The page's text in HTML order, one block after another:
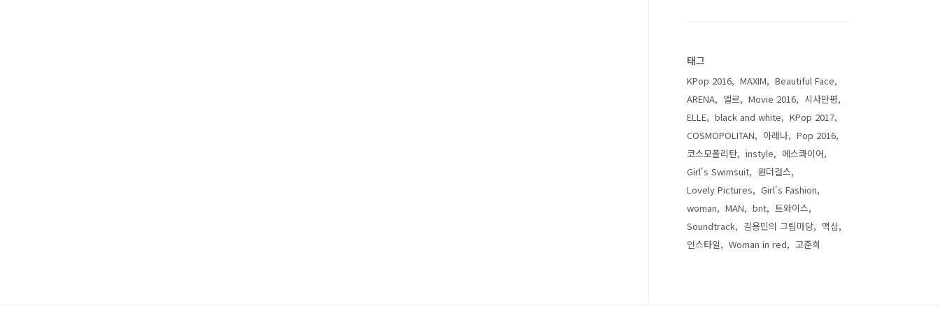
태그
KPop 2016 MAXIM
Beautiful Face
ARENA
엘르 Movie 2016
시사만평
ELLE
black and white
KPop 2017
COSMOPOLITAN
아레나
Pop 2016
코스모폴리탄
instyle
에스콰이어
Girl's Swimsuit
원더걸스
Lovely Pictures
Girl's Fashion
woman
MAN bnt
트와이스
Soundtrack
김용민의 그림마당
맥심
인스타일
Woman in red 고준희